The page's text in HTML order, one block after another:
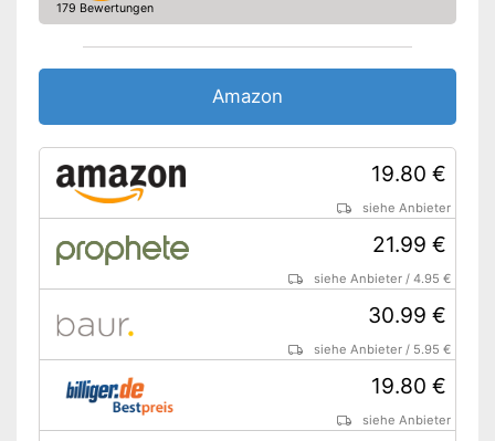
179 Bewertungen
Amazon
19.80 €
siehe Anbieter
21.99 €
siehe Anbieter /4.95 €
30.99 €
siehe Anbieter / 5.95 €
19.80 €
siehe Anbieter